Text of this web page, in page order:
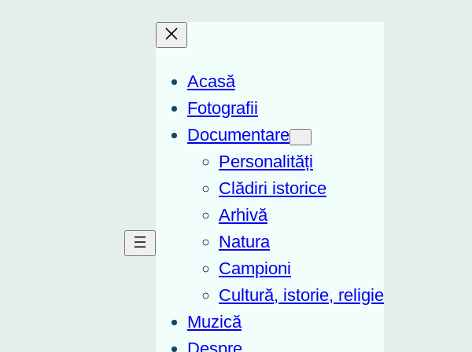
Acasă
Fotografii
Documentare
Personalități
Clădiri istorice
Arhivă
Natura
Campioni
Cultură, istorie, religie
Muzică